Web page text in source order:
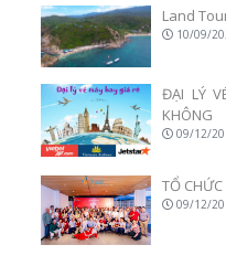
Land
10/09/
ĐẠI LÝ
KHÔNG
09/12/
TỔ
09/12/